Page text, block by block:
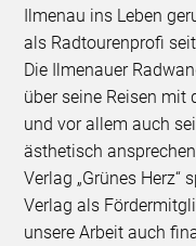
Ilmenau ins Leben
als Radtourenprofi
Die Ilmenauer
über seine Reisen mit
und vor allem auch
ästhetisch
Verlag „Grünes Herz“
Verlag als
unsere Arbeit auch